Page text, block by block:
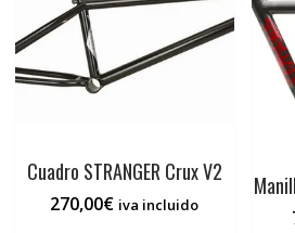
Cuadro STRANGER Crux V2
270,00€ iva incluido